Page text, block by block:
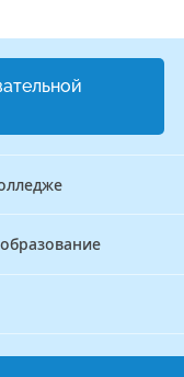
образование